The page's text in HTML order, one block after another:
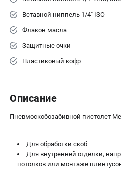
АККУМУЛЯТОРНЫЙ ИНСТРУМЕНТ
Аккумуляторные шуруповерты
Аккумуляторные перфораторы
Наборы инструмента
Кейсы и сумки
Вставной ниппель 1/4" ISO
Флакон масла
Защитные очки
Пластиковый кофр
Описание
Пневмоскобозабивной пистолет
Для обработки скоб
Для внутренней отделки,
потолков или монтаже